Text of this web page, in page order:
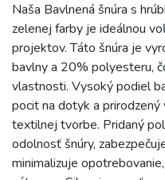
Naša Bavlnená šnúra s
zelenej farby je ideálnou
projektov. Táto šnúra je
bavlny a 20% polyesteru,
vlastnosti. Vysoký podiel
pocit na dotyk a
textilnej tvorbe. Pridaný
odolnosť šnúry,
minimalizuje